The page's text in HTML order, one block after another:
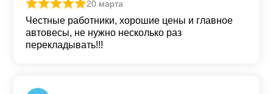
Оценка из 5
20 марта
Честные работники, хорошие цены и главное
автовесы, не нужно несколько раз
перекладывать!!!